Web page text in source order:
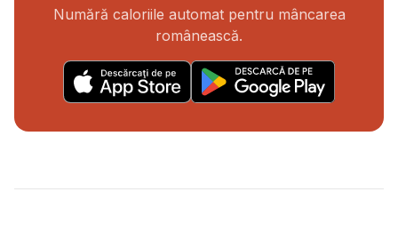
Numără caloriile automat pentru mâncarea
românească.